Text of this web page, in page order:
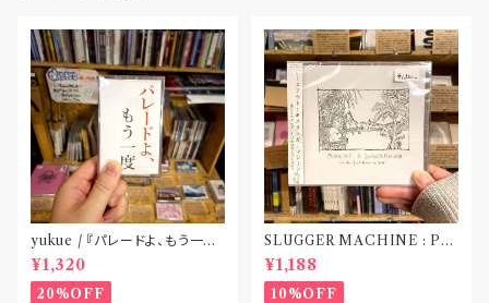
yukue / 『パレードよ、もう一度』
(TAPE)
¥1,320
20%OFF
SLUGGER MACHINE : PE
ACE OUT! / we die if we d
o not do “DIG”(SPLIT CD)
〝横浜&札幌〟
¥1,188
10%OFF